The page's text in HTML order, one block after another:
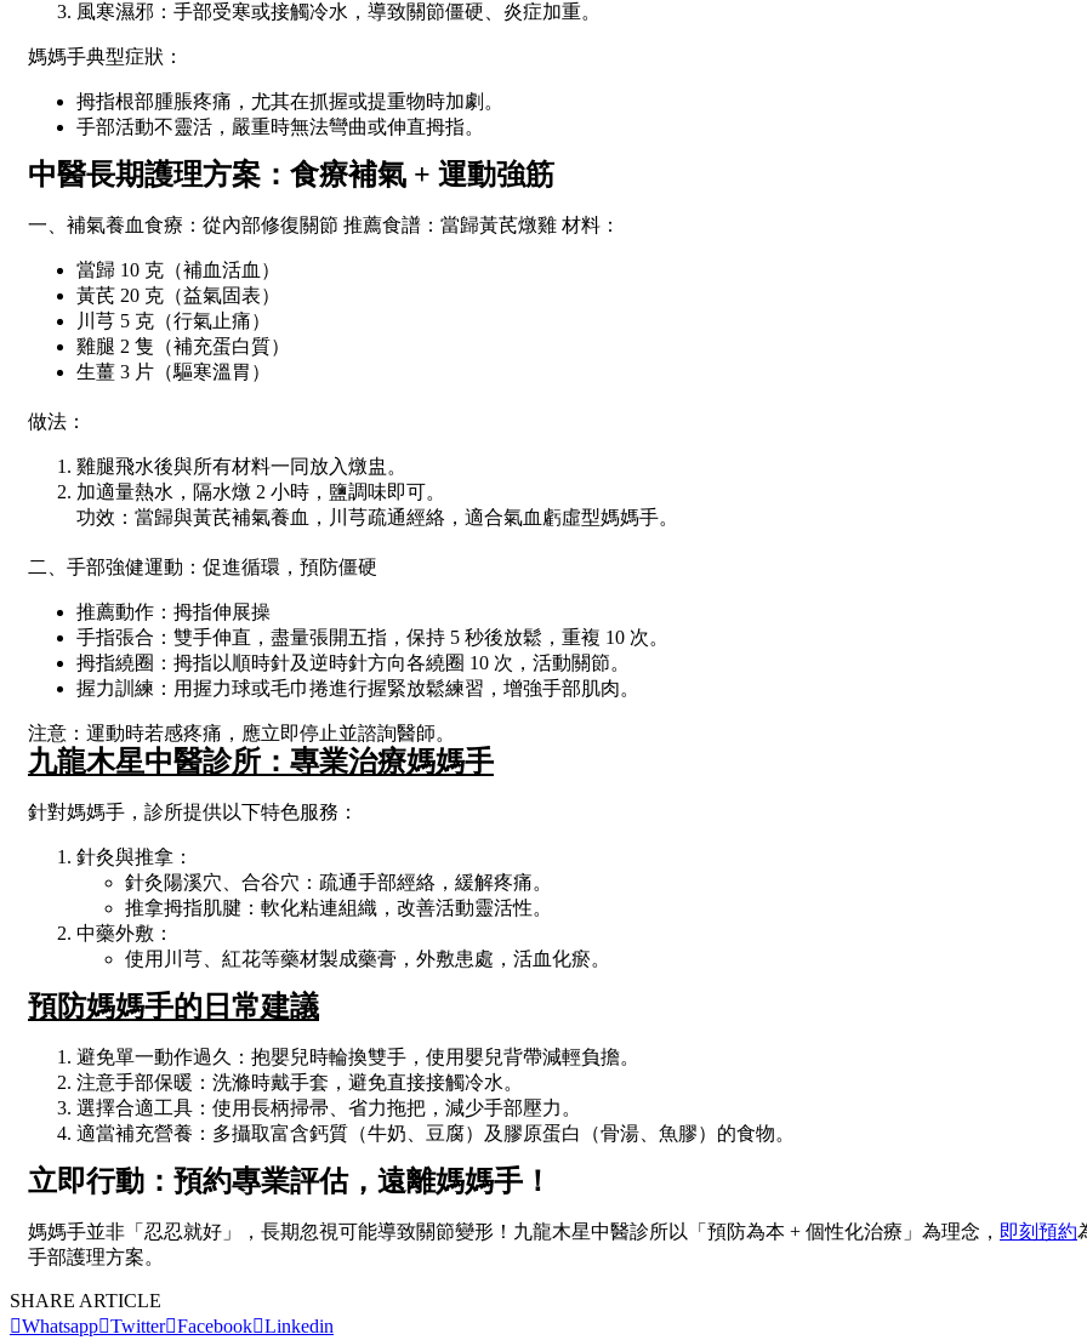
風寒濕邪：手部受寒或接觸冷水，導致關節僵硬、炎症加重。
媽媽手典型症狀：
拇指根部腫脹疼痛，尤其在抓握或提重物時加劇。
手部活動不靈活，嚴重時無法彎曲或伸直拇指。
中醫長期護理方案：食療補氣 + 運動強筋
一、補氣養血食療：從內部修復關節 推薦食譜：當歸黃芪燉雞 材料：
當歸 10 克（補血活血）
黃芪 20 克（益氣固表）
川芎 5 克（行氣止痛）
雞腿 2 隻（補充蛋白質）
生薑 3 片（驅寒溫胃）
做法：
雞腿飛水後與所有材料一同放入燉盅。
加適量熱水，隔水燉 2 小時，鹽調味即可。
功效：當歸與黃芪補氣養血，川芎疏通經絡，適合氣血虧虛型媽媽手。
二、手部強健運動：促進循環，預防僵硬
推薦動作：拇指伸展操
手指張合：雙手伸直，盡量張開五指，保持 5 秒後放鬆，重複 10 次。
拇指繞圈：拇指以順時針及逆時針方向各繞圈 10 次，活動關節。
握力訓練：用握力球或毛巾捲進行握緊放鬆練習，增強手部肌肉。
注意：運動時若感疼痛，應立即停止並諮詢醫師。
九龍木星中醫診所：專業治療媽媽手
針對媽媽手，診所提供以下特色服務：
針灸與推拿：
針灸陽溪穴、合谷穴：疏通手部經絡，緩解疼痛。
推拿拇指肌腱：軟化粘連組織，改善活動靈活性。
中藥外敷：
使用川芎、紅花等藥材製成藥膏，外敷患處，活血化瘀。
預防媽媽手的日常建議
避免單一動作過久：抱嬰兒時輪換雙手，使用嬰兒背帶減輕負擔。
注意手部保暖：洗滌時戴手套，避免直接接觸冷水。
選擇合適工具：使用長柄掃帚、省力拖把，減少手部壓力。
適當補充營養：多攝取富含鈣質（牛奶、豆腐）及膠原蛋白（骨湯、魚膠）的食物。
立即行動：預約專業評估，遠離媽媽手！
媽媽手並非「忍忍就好」，長期忽視可能導致關節變形！九龍木星中醫診所以「預防為本 + 個性化治療」為理念， 即刻預約
手部護理方案。
SHARE ARTICLE
Whatsapp Twitter Facebook Linkedin